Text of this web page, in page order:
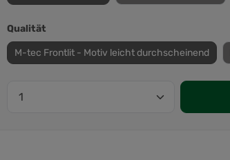
Qualität
M-tec Frontlit - Motiv leicht durchscheinend